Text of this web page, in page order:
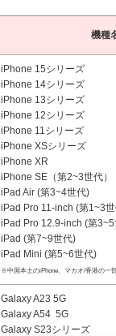
機種
iPhone 15シリーズ
iPhone 14シリーズ
iPhone 13シリーズ
iPhone 12シリーズ
iPhone 11シリーズ
iPhone XSシリーズ
iPhone XR
iPhone SE（第2~3世代）
iPad Air (第3~4世代)
iPad Pro 11‑inch (第1~3
iPad Pro 12.9‑inch (第
iPad (第7~9世代)
iPad Mini (第5~6世代)
※中国本土のiPhone、マカオ/香港の一
Galaxy A23 5G
Galaxy A54 5G
Galaxy S23シリーズ